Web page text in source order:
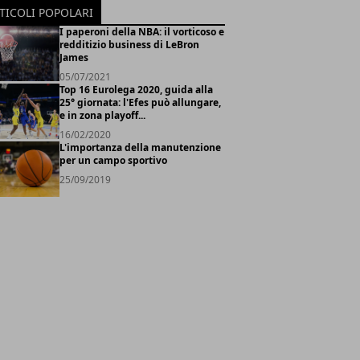
POPOLARI
I paperoni della NBA: il vorticoso e
redditizio business di LeBron
James
05/07/2021
Top 16 Eurolega 2020, guida alla
25° giornata: l'Efes può allungare,
e in zona playoff...
16/02/2020
L'importanza della manutenzione
per un campo sportivo
25/09/2019